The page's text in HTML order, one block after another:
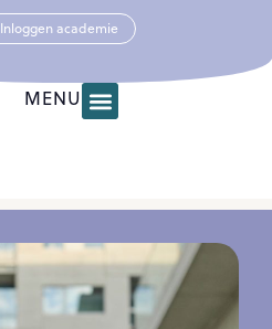
Inloggen academie
MENU